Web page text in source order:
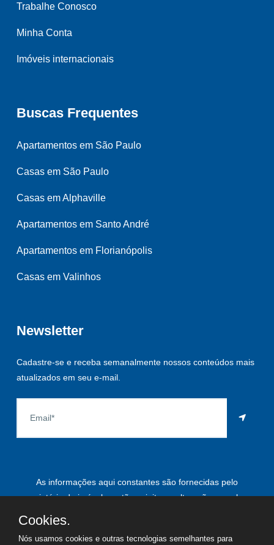
Trabalhe Conosco
Minha Conta
Imóveis internacionais
Buscas Frequentes
Apartamentos em São Paulo
Casas em São Paulo
Casas em Alphaville
Apartamentos em Santo André
Apartamentos em Florianópolis
Casas em Valinhos
Newsletter
Cadastre-se e receba semanalmente nossos conteúdos mais
atualizados em seu e-mail.
As informações aqui constantes são fornecidas pelo
proprietário do imóvel e estão sujeitas a alteração a qualquer
Cookies.
Nós usamos cookies e outras tecnologias semelhantes para